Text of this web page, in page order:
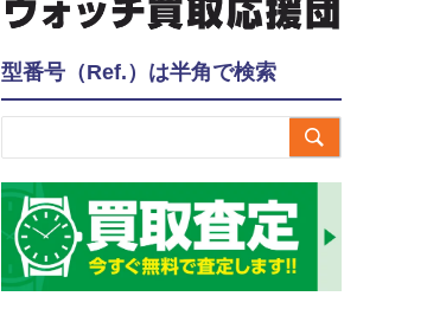
型番号（Ref.）は半角で検索
